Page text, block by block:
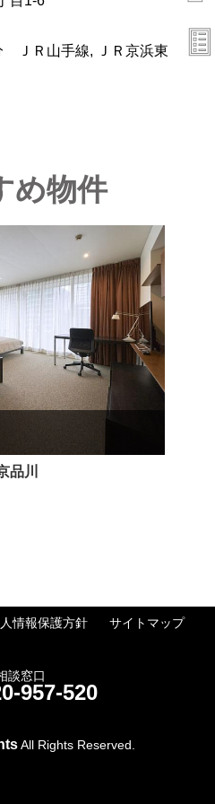
ＪＲ山手線, ＪＲ京浜東
め物件
品川
情報保護方針 サイトマップ
談窓口
957-520
All Rights Reserved.